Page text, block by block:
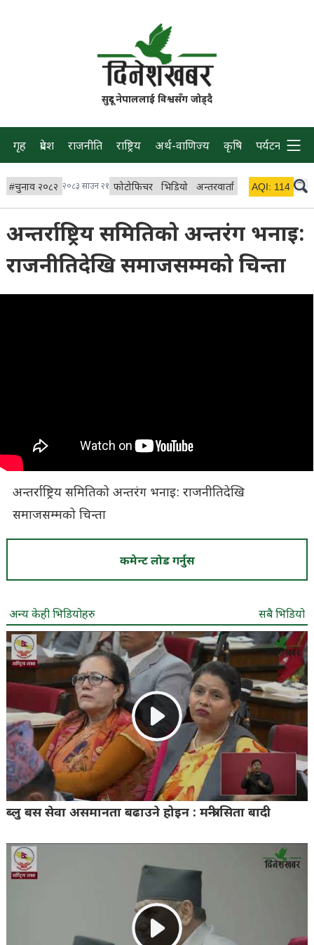
सुदूर नेपाललाई विश्वसँग जोड्दै
गृह प्रदेश राजनीति राष्ट्रिय अर्थ-वाणिज्य कृषि पर्यटन प्रवास
#चुनाव २०८२ २०८३ साउन २१ फोटोफिचर भिडियो अन्तरवार्ता विचार/ब्लग
AQI: 114
अन्तर्राष्ट्रिय समितिको अन्तरंग भनाइ:
राजनीतिदेखि समाजसम्मको चिन्ता
अन्तर्राष्ट्रिय समितिको अन्तरंग भनाइ: राजनीतिदेखि
समाजसम्मको चिन्ता
कमेन्ट लोड गर्नुस
अन्य केही भिडियोहरु सबै भिडियो
ब्लु बस सेवा असमानता बढाउने होइन : मन्त्री सिता बादी